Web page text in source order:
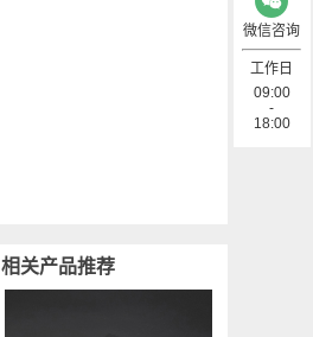
相关产品推荐
微信咨询
工作日
09:00
-
18:00